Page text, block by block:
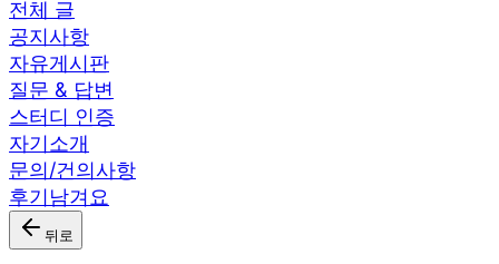
전체 글
공지사항
자유게시판
질문 & 답변
스터디 인증
자기소개
문의/건의사항
후기남겨요
뒤로